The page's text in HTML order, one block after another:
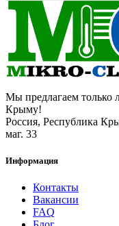
Мы предлагаем только
Крыму!
Россия, Республика
маг. 33
Информация
Контакты
Вакансии
FAQ